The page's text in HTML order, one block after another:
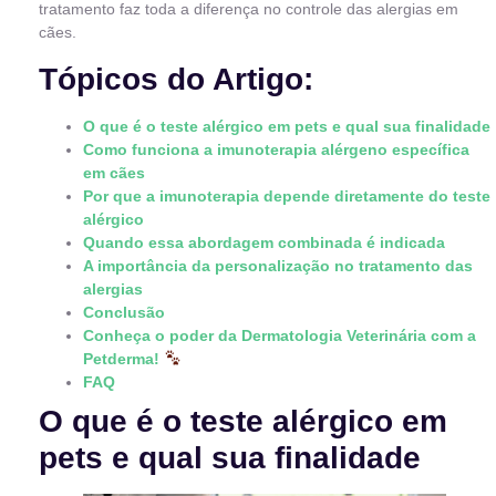
tratamento faz toda a diferença no controle das alergias em
cães.
Tópicos do Artigo:
O que é o teste alérgico em pets e qual sua finalidade
Como funciona a imunoterapia alérgeno específica
em cães
Por que a imunoterapia depende diretamente do teste
alérgico
Quando essa abordagem combinada é indicada
A importância da personalização no tratamento das
alergias
Conclusão
Conheça o poder da Dermatologia Veterinária com a
Petderma!
FAQ
O que é o teste alérgico em
pets e qual sua finalidade